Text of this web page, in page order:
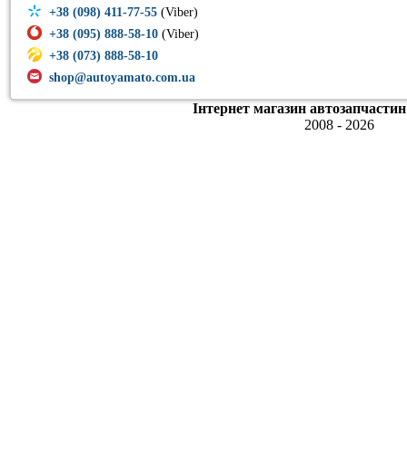
+38 (098) 411-77-55 (Viber)
+38 (095) 888-58-10 (Viber)
+38 (073) 888-58-10
shop@autoyamato.com.ua
Інтернет магазин
2008 - 2026